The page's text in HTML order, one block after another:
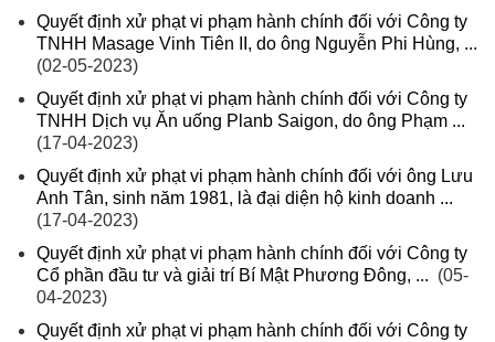
Quyết định xử phạt vi phạm hành chính đối với Công ty
TNHH Masage Vinh Tiên II, do ông Nguyễn Phi Hùng, ...
(02-05-2023)
Quyết định xử phạt vi phạm hành chính đối với Công ty
TNHH Dịch vụ Ăn uống Planb Saigon, do ông Phạm ...
(17-04-2023)
Quyết định xử phạt vi phạm hành chính đối với ông Lưu
Anh Tân, sinh năm 1981, là đại diện hộ kinh doanh ...
(17-04-2023)
Quyết định xử phạt vi phạm hành chính đối với Công ty
Cổ phần đầu tư và giải trí Bí Mật Phương Đông, ... (05-
04-2023)
Quyết định xử phạt vi phạm hành chính đối với Công ty